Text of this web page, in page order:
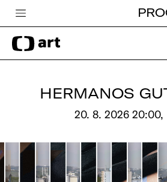
Česká televize
Zpravodajství
Pro děti
edu
HERMANOS
20. 8. 2026 20:00,